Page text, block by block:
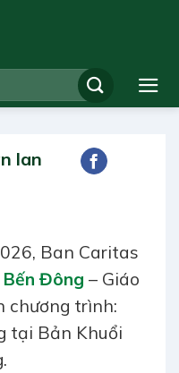
lan
Ban Caritas
Đông – Giáo
chương trình:
tại Bản Khuổi